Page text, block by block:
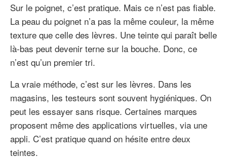
Sur le poignet, c’est pratique. Mais ce n’est pas fiable.
La peau du poignet n’a pas la même couleur, la même
texture que celle des lèvres. Une teinte qui paraît belle
là-bas peut devenir terne sur la bouche. Donc, ce
n’est qu’un premier tri.
La vraie méthode, c’est sur les lèvres. Dans les
magasins, les testeurs sont souvent hygiéniques. On
peut les essayer sans risque. Certaines marques
proposent même des applications virtuelles, via une
appli. C’est pratique quand on hésite entre deux
teintes.